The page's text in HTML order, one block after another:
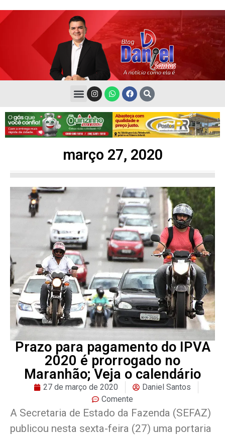
março 27, 2020
Prazo para pagamento do IPVA
2020 é prorrogado no
Maranhão; Veja o calendário
27 de março de 2020
Daniel Santos
Comente
A Secretaria de Estado da Fazenda (SEFAZ)
publicou nesta sexta-feira (27) uma portaria